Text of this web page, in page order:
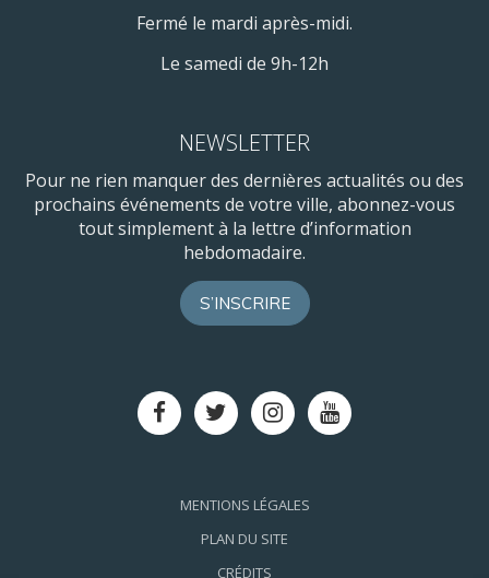
Fermé le mardi après-midi.
Le samedi de 9h-12h
NEWSLETTER
Pour ne rien manquer des dernières actualités ou des
prochains événements de votre ville, abonnez-vous
tout simplement à la lettre d’information
hebdomadaire.
S’INSCRIRE
Lien
vers
Facebook
Lien
vers
Twitter
Lien
vers
Instagram
Lien
vers
MENTIONS LÉGALES
PLAN DU SITE
CRÉDITS